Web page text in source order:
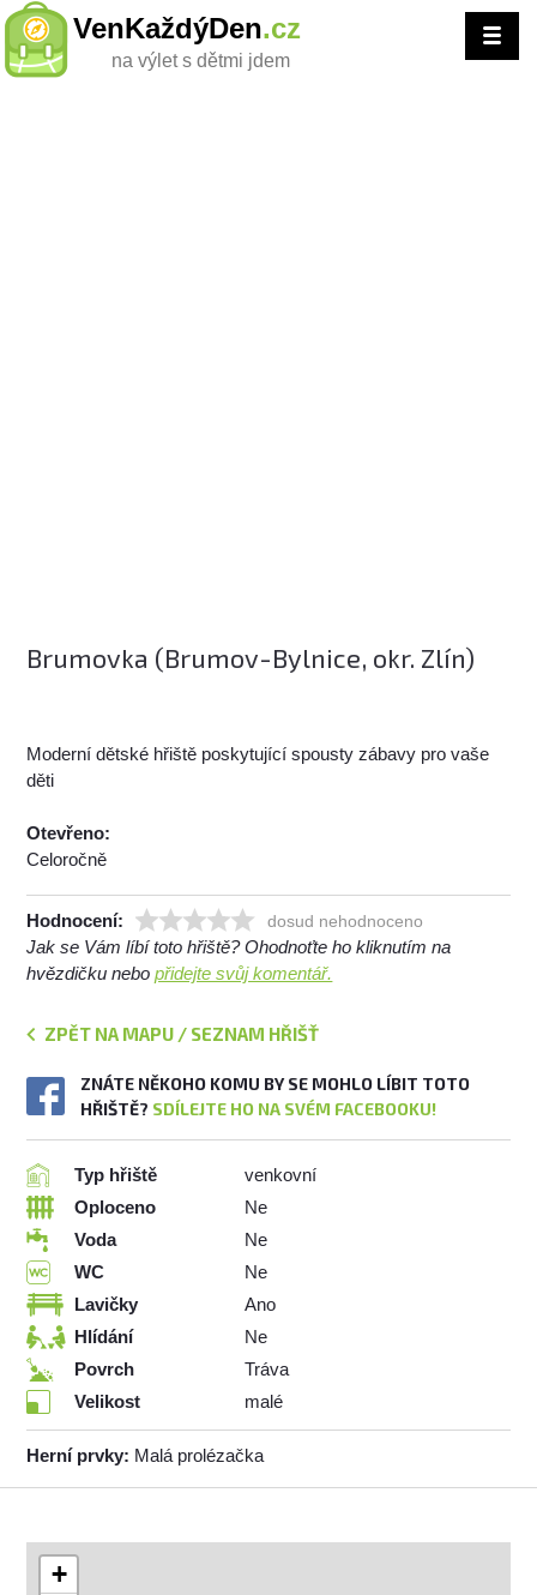
VenKaždýDen.cz
na výlet s dětmi jdem
Brumovka (Brumov-Bylnice, okr. Zlín)
Moderní dětské hřiště poskytující spousty zábavy pro vaše
děti
Otevřeno:
Celoročně
Hodnocení: dosud nehodnoceno
Jak se Vám líbí toto hřiště? Ohodnoťte ho kliknutím na
hvězdičku nebopřidejte svůj komentář.
ZPĚT NA MAPU / SEZNAM HŘIŠŤ
ZNÁTE NĚKOHO KOMU BY SE MOHLO LÍBIT TOTO
HŘIŠTĚ? SDÍLEJTE HO NA SVÉM FACEBOOKU!
Typ hřiště
venkovní
Oploceno
Ne
Voda
Ne
WC
Ne
Lavičky
Ano
Hlídání
Ne
Povrch
Tráva
Velikost
malé
Herní prvky: Malá prolézačka
+